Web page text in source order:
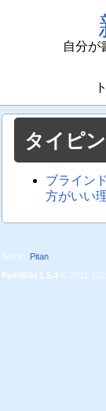
自分が
タイピ
ブライン
方がいい
Admin: Pitan
PukiWiki 1.5.4 © 2001-